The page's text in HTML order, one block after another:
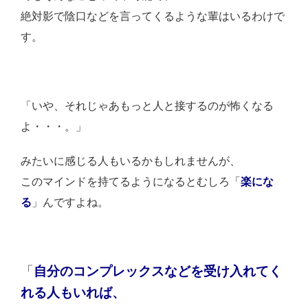
絶対影で陰口などを言ってくるような輩はいるわけで
す。
「いや、それじゃあもっと人と接するのが怖くなる
よ・・・。」
みたいに感じる人もいるかもしれませんが、
このマインドを持てるようになるとむしろ「 楽にな
る 」んですよね。
「 自分のコンプレックスなどを受け入れてく
れる人もいれば、